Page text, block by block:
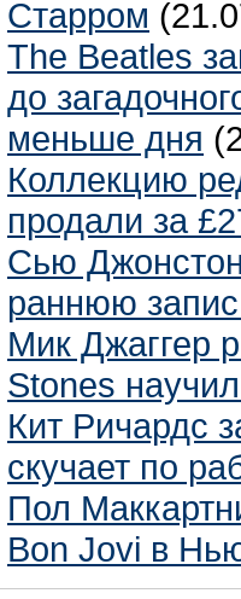
Старром
The Beatles
до
меньше дня
Коллекцию
продали за
Сью
раннюю
Мик Джаггер
Stones
Кит Ричардс
скучает по
Пол
Bon Jovi в